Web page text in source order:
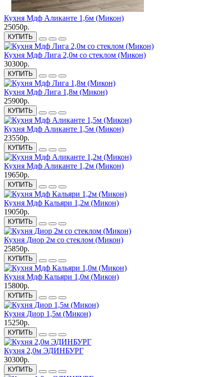
Кухня Мдф Аликанте 1,6м (Микон)
25050р.
КУПИТЬ
Кухня Мдф Лига 2,0м со стеклом (Микон)
30300р.
КУПИТЬ
Кухня Мдф Лига 1,8м (Микон)
25900р.
КУПИТЬ
Кухня Мдф Аликанте 1,5м (Микон)
23550р.
КУПИТЬ
Кухня Мдф Аликанте 1,2м (Микон)
19650р.
КУПИТЬ
Кухня Мдф Кальяри 1,2м (Микон)
19050р.
КУПИТЬ
Кухня Диор 2м со стеклом (Микон)
25850р.
КУПИТЬ
Кухня Мдф Кальяри 1,0м (Микон)
15800р.
КУПИТЬ
Кухня Диор 1,5м (Микон)
15250р.
КУПИТЬ
Кухня 2,0м ЭДИНБУРГ
30300р.
КУПИТЬ